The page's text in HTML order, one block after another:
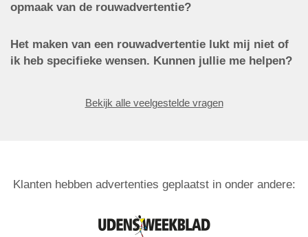
opmaak van de rouwadvertentie?
Het maken van een rouwadvertentie lukt mij niet of
ik heb specifieke wensen. Kunnen jullie me helpen?
Bekijk alle veelgestelde vragen
Klanten hebben advertenties geplaatst in onder andere: